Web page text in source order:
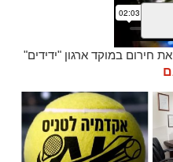
21:49, התקבלה קריאת חירום במוקד ארגון "ידידים"
ברחוב כ"ט בנובמבר באשקלון.
מיד כוחות לסיוע. דניאל
מתנדב הסניף המקומי,
ייעודי שברשותם, פעלו
וללא שנגרם נזק לכלי הרכב.